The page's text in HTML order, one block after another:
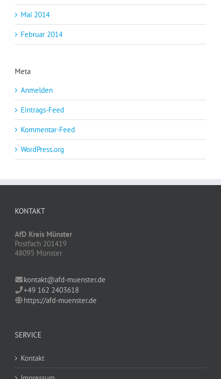
Mai 2014
Februar 2014
Meta
Anmelden
Eintrags-Feed
Kommentar-Feed
WordPress.org
KONTAKT
AfD Kreis Münster
Postfach 201419
48095 Münster
kontakt@afd-muenster.de
+49 162 2403618
https://afd-muenster.de
SERVICE
Kontakt